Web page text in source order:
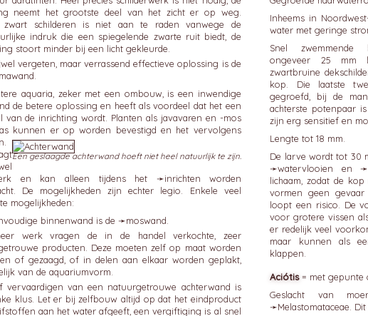
neemt het grootste deel van het zicht er op weg.
zwart schilderen is niet aan te raden vanwege de
indruk die een spiegelende zwarte ruit biedt, de
stoort minder bij een licht gekleurde.
vergeten, maar verrassend effectieve oplossing is de
aquaria, zeker met een ombouw, is een inwendige
de betere oplossing en heeft als voordeel dat het een
van de inrichting wordt. Planten als javavaren en -mos
kunnen er op worden bevestigd en het vervolgens
Een geslaagde achterwand hoeft niet heel natuurlijk te zijn.
en kan alleen tijdens het ➛inrichten worden
De mogelijkheden zijn echter legio. Enkele veel
mogelijkheden:
binnenwand is de ➛moswand
werk vragen de in de handel verkochte, zeer
producten. Deze moeten zelf op maat worden
of gezaagd, of in delen aan elkaar worden geplakt,
van de aquariumvorm.
vervaardigen van een natuurgetrouwe achterwand is
klus. Let er bij zelfbouw altijd op dat het eindproduct
aan het water afgeeft, een vergiftiging is al snel
Inheems in
water met geringe
Snel zwemmende
ongeveer 25 mm
zwartbruine
kop. Die laatste
gegroefd, bij de
achterste potenpaar
zijn erg sensitief en
Lengte tot 18 mm.
De larve wordt tot 30
➛watervlooien en ➛
lichaam, zodat de
vormen geen
loopt een risico. De
voor grotere vissen
er redelijk veel
maar kunnen als
klappen.
Aciótis = met gepunte
Geslacht van moerasplanten uit
➛Melastomataceae .